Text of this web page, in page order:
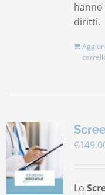
diritti.
€
Lo